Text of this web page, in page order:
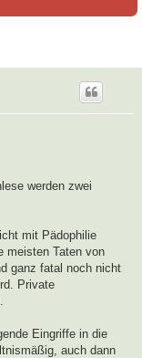
werden zwei
mit Pädophilie
meisten Taten von
ganz fatal noch nicht
Private
Eingriffe in die
auch dann